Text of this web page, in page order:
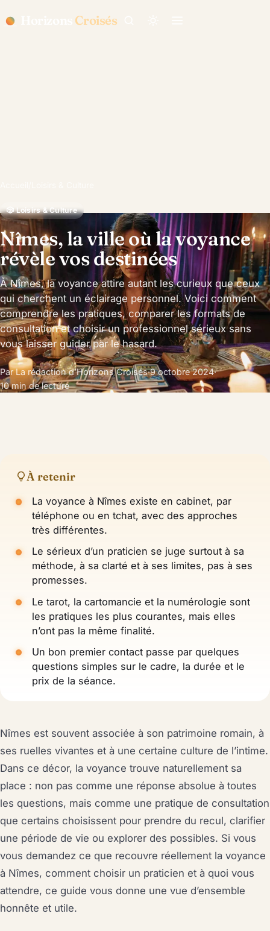
Croisés
🎲 Loisirs & Culture
Nîmes, la ville où la voyance
révèle vos destinées
À Nîmes, la voyance attire autant les curieux que ceux
qui cherchent un éclairage personnel. Voici comment
comprendre les pratiques, comparer les formats de
consultation et choisir un professionnel sérieux sans
vous laisser guider par le hasard.
Par La rédaction d’Horizons Croisés·9 octobre 2024·
10 min de lecture
À retenir
La voyance à Nîmes existe en cabinet, par
téléphone ou en tchat, avec des approches
très différentes.
Le sérieux d’un praticien se juge surtout à sa
méthode, à sa clarté et à ses limites, pas à ses
promesses.
Le tarot, la cartomancie et la numérologie sont
les pratiques les plus courantes, mais elles
n’ont pas la même finalité.
Un bon premier contact passe par quelques
questions simples sur le cadre, la durée et le
prix de la séance.
Nîmes est souvent associée à son patrimoine romain, à
ses ruelles vivantes et à une certaine culture de l’intime.
Dans ce décor, la voyance trouve naturellement sa
place : non pas comme une réponse absolue à toutes
les questions, mais comme une pratique de consultation
que certains choisissent pour prendre du recul, clarifier
une période de vie ou explorer des possibles. Si vous
vous demandez ce que recouvre réellement la voyance
à Nîmes, comment choisir un praticien et à quoi vous
attendre, ce guide vous donne une vue d’ensemble
honnête et utile.